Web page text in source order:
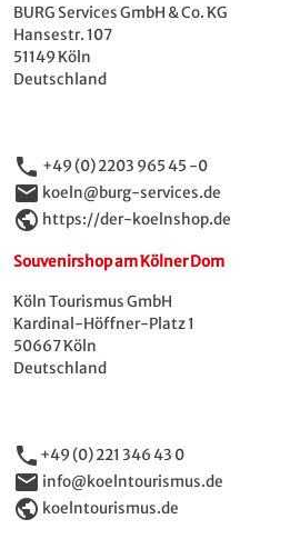
BURG Services GmbH & Co. KG
Hansestr. 107
51149 Köln
Deutschland
phone +49 (0) 2203 965 45 -0
email koeln@burg-services.de
public https://der-koelnshop.de
Souvenirshop am Kölner Dom
Köln Tourismus GmbH
Kardinal-Höffner-Platz 1
50667 Köln
Deutschland
phone +49 (0) 221 346 43 0
email info@koelntourismus.de
public koelntourismus.de